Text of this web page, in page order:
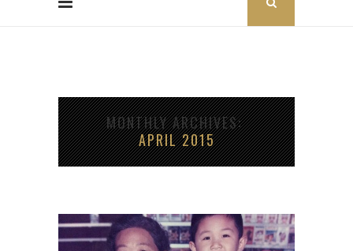
MONTHLY ARCHIVES
APRIL 2015